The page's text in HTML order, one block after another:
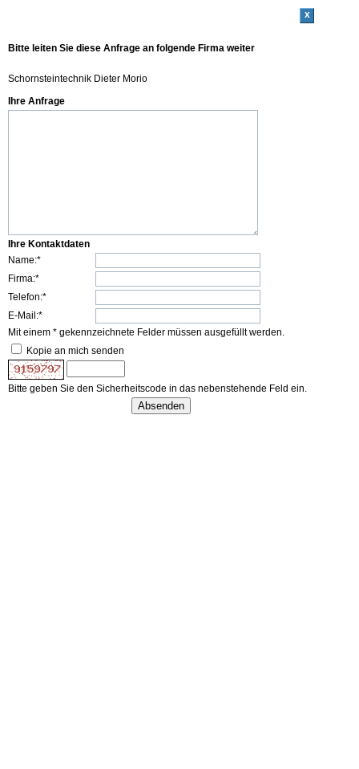
x
Bitte leiten Sie diese Anfrage an folgende Firma weiter
Schornsteintechnik Dieter Morio
Ihre Anfrage
Ihre Kontaktdaten
Name:*
Firma:*
Telefon:*
E-Mail:*
Mit einem * gekennzeichnete Felder müssen ausgefüllt werden.
Kopie an mich senden
Bitte geben Sie den Sicherheitscode in das nebenstehende Feld ein.